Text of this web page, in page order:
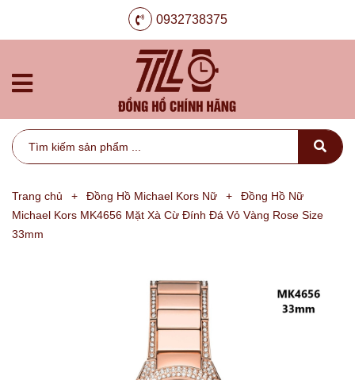
0932738375
Trang chủ + Đồng Hồ Michael Kors Nữ +
Đồng Hồ Nữ
Michael Kors MK4656 Mặt Xà Cừ Đính Đá Vỏ Vàng Rose Size
33mm